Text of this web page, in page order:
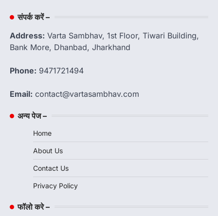
संपर्क करें –
Address: Varta Sambhav, 1st Floor, Tiwari Building,
Bank More, Dhanbad, Jharkhand
Phone: 9471721494
Email: contact@vartasambhav.com
अन्य पेज –
Home
About Us
Contact Us
Privacy Policy
फॉलो करे –